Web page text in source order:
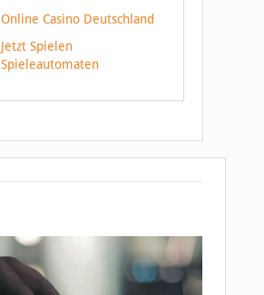
Online Casino Deutschland
Jetzt Spielen
Spieleautomaten